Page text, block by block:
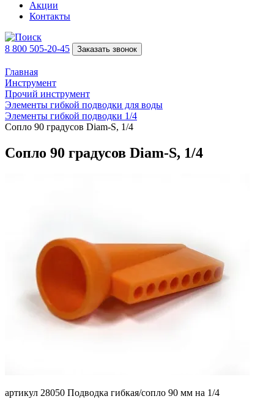
Акции
Контакты
8 800 505-20-45 Заказать звонок
Главная
Инструмент
Прочий инструмент
Элементы гибкой подводки для воды
Элементы гибкой подводки 1/4
Сопло 90 градусов Diam-S, 1/4
Сопло 90 градусов Diam-S, 1/4
артикул 28050 Подводка гибкая/сопло 90 мм на 1/4